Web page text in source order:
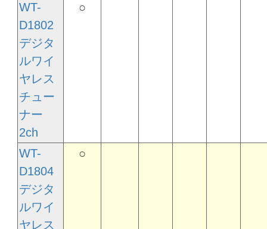
WT-
D1802
デジタ
ルワイ
ヤレス
チュー
ナー
2ch
○
WT-
D1804
デジタ
ルワイ
ヤレス
○